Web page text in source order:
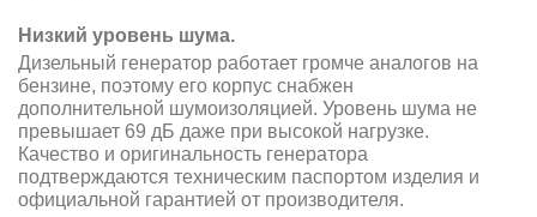
Низкий уровень шума.
Дизельный генератор работает громче аналогов на
бензине, поэтому его корпус снабжен
дополнительной шумоизоляцией. Уровень шума не
превышает 69 дБ даже при высокой нагрузке.
Качество и оригинальность генератора
подтверждаются техническим паспортом изделия и
официальной гарантией от производителя.